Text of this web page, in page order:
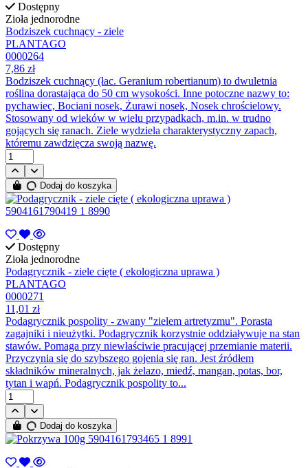
Dostępny
Zioła jednorodne
Bodziszek cuchnący - ziele
PLANTAGO
0000264
7,86 zł
Bodziszek cuchnący (łac. Geranium robertianum) to dwuletnia
roślina dorastająca do 50 cm wysokości. Inne potoczne nazwy to:
pychawiec, Bociani nosek, Żurawi nosek, Nosek chrościelowy.
Stosowany od wieków w wielu przypadkach, m.in. w trudno
gojących się ranach. Ziele wydziela charakterystyczny zapach,
któremu zawdzięcza swoją nazwę.
Dodaj do koszyka
Dostępny
Zioła jednorodne
Podagrycznik - ziele cięte ( ekologiczna uprawa )
PLANTAGO
0000271
11,01 zł
Podagrycznik pospolity - zwany "zielem artretyzmu". Porasta
zagajniki i nieużytki. Podagrycznik korzystnie oddziaływuje na stan
stawów. Pomaga przy niewłaściwie pracującej przemianie materii.
Przyczynia się do szybszego gojenia się ran. Jest źródłem
składników mineralnych, jak żelazo, miedź, mangan, potas, bor,
tytan i wapń. Podagrycznik pospolity to...
Dodaj do koszyka